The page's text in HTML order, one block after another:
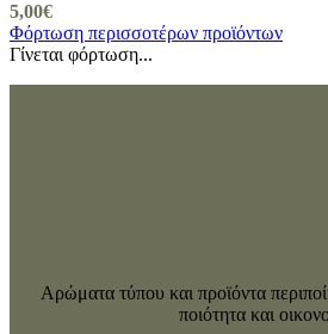
5,00€
Φόρτωση περισσοτέρων προϊόντων
Γίνεται φόρτωση...
Αρώματα τύπου και προϊόντα
ποιότητα και